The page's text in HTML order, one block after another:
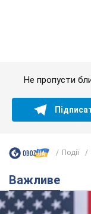
Дружина
перший
"агресивний" рак